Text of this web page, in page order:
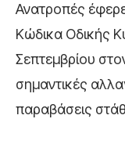
Ανατροπές
Κώδικα Οδικής
Σεπτεμβρίου
σημαντικές
παραβάσεις